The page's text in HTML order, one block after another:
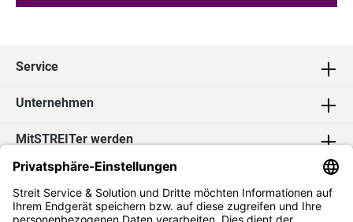
Service
Unternehmen
MitSTREITer werden
Kontakt
Social Media